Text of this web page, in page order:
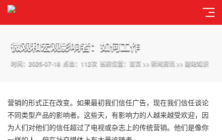
微观和宏观影响者：如何工作
当前位置： 首页 >> 新闻资讯 >> 建站知识
时间：2025-07-18 点击：112次
营销的形式正在改变。如果最初我们信任广告，现在我们信任谈论
不同类型产品的影响者。这些天，有影响力的人越来越受欢迎，因
为人们对他们的信任超过了电视或杂志上的传统营销。他们是像你